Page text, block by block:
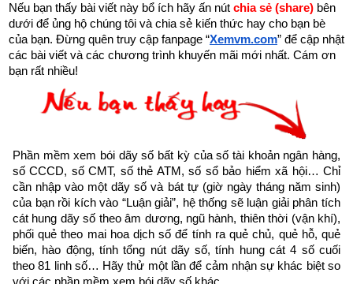
- Dịch vụ mở số tài khoản trùng với số điện thoại: miễn phí
- Dịch vụ mở số tài khoản trùng với ngày tháng năm sinh (8
số): miễn phí
- Dịch vụ mở số tài khoản trùng với CMT, CCCD: miễn phí
- Dịch vụ mở số tài khoản tự chọn (có thu phí): chọn được tất
cả các số chỉ có ngân hàng MB, SHB và VP bank còn các
ngân hàng khác chỉ cho chọn một vài số như sau: Vietinbank
(tối đa 9 số trong 12 số, MSB (tối đa 6 số trong 12 số), OCB
(tối đa 9 số trong 16 số), TPBank (tối đa 3 số trong 11 số),
Nam A Bank (tối đa 6 số trong 16 số), PG Bank (tối đa 10 số
trong 13 số), Sacombank (tối đa 4 số trong 12 số), SCB (tối đa
10 số trong 11 số), LienVietPostBank (tối đa 10 số trong 12
Nếu bạn thấy bài viết này bổ ích hãy ấn nút chia sẻ (share) bên
dưới để ủng hộ chúng tôi và chia sẻ kiến thức hay cho bạn bè
của bạn. Đừng quên truy cập fanpage “Xemvm.com” để cập nhật
các bài viết và các chương trình khuyến mãi mới nhất. Cám ơn
bạn rất nhiều!
Phần mềm xem bói dãy số bất kỳ của số tài khoản ngân hàng,
số CCCD, số CMT, số thẻ ATM, số sổ bảo hiểm xã hội… Chỉ
cần nhập vào một dãy số và bát tự (giờ ngày tháng năm sinh)
của bạn rồi kích vào “Luận giải”, hệ thống sẽ luận giải phân tích
cát hung dãy số theo âm dương, ngũ hành, thiên thời (vận khí),
phối quẻ theo mai hoa dịch số để tính ra quẻ chủ, quẻ hỗ, quẻ
biến, hào động, tính tổng nút dãy số, tính hung cát 4 số cuối
theo 81 linh số… Hãy thử một lần để cảm nhận sự khác biệt so